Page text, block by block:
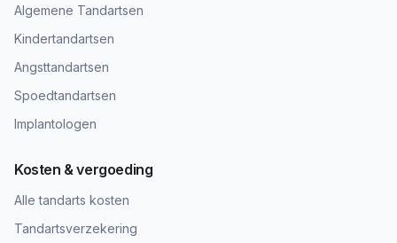
Algemene Tandartsen
Kindertandartsen
Angsttandartsen
Spoedtandartsen
Implantologen
Kosten & vergoeding
Alle tandarts kosten
Tandartsverzekering